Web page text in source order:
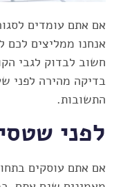
אם אתם עומדים
אנחנו ממליצים
חשוב לבדוק לגבי
בדיקה מהירה לפני
התשובות.
לפני
אם אתם עוסקים